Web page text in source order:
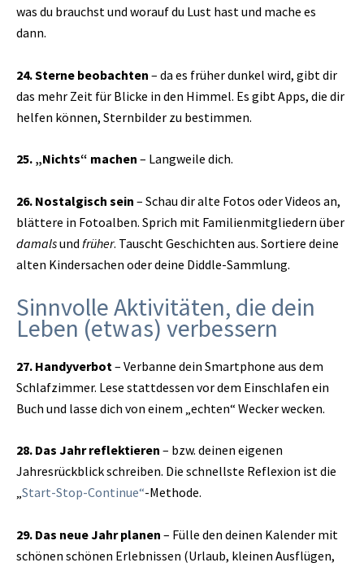
was du brauchst und worauf du Lust hast und mache es
dann.
24. Sterne beobachten – da es früher dunkel wird, gibt dir
das mehr Zeit für Blicke in den Himmel. Es gibt Apps, die dir
helfen können, Sternbilder zu bestimmen.
25. „Nichts“ machen – Langweile dich.
26. Nostalgisch sein – Schau dir alte Fotos oder Videos an,
blättere in Fotoalben. Sprich mit Familienmitgliedern über
damalsund früher. Tauscht Geschichten aus. Sortiere deine
alten Kindersachen oder deine Diddle-Sammlung.
Sinnvolle Aktivitäten, die dein
Leben (etwas) verbessern
27. Handyverbot – Verbanne dein Smartphone aus dem
Schlafzimmer. Lese stattdessen vor dem Einschlafen ein
Buch und lasse dich von einem „echten“ Wecker wecken.
28. Das Jahr reflektieren – bzw. deinen eigenen
Jahresrückblick schreiben. Die schnellste Reflexion ist die
„Start-Stop-Continue“-Methode.
29. Das neue Jahr planen – Fülle den deinen Kalender mit
schönen schönen Erlebnissen (Urlaub, kleinen Ausflügen,